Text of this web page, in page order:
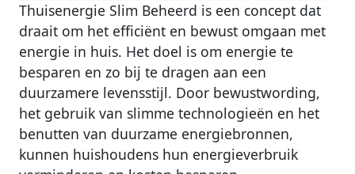
Thuisenergie Slim Beheerd is een concept dat
draait om het efficiënt en bewust omgaan met
energie in huis. Het doel is om energie te
besparen en zo bij te dragen aan een
duurzamere levensstijl. Door bewustwording,
het gebruik van slimme technologieën en het
benutten van duurzame energiebronnen,
kunnen huishoudens hun energieverbruik